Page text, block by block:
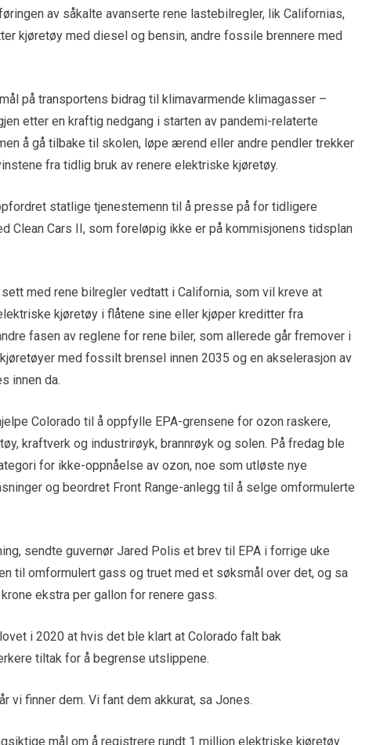
av såkalte avanserte rene lastebilregler, lik Californias,
kjøretøy med diesel og bensin, andre fossile brennere med
på transportens bidrag til klimavarmende klimagasser –
etter en kraftig nedgang i starten av pandemi-relaterte
å gå tilbake til skolen, løpe ærend eller andre pendler trekker
fra tidlig bruk av renere elektriske kjøretøy.
statlige tjenestemenn til å presse på for tidligere
Clean Cars II, som foreløpig ikke er på kommisjonens tidsplan
med rene bilregler vedtatt i California, som vil kreve at
kjøretøy i flåtene sine eller kjøper kreditter fra
fasen av reglene for rene biler, som allerede går fremover i
med fossilt brensel innen 2035 og en akselerasjon av
innen da.
Colorado til å oppfylle EPA-grensene for ozon raskere,
kraftverk og industrirøyk, brannrøyk og solen. På fredag ​​ble
for ikke-oppnåelse av ozon, noe som utløste nye
og beordret Front Range-anlegg til å selge omformulerte
sendte guvernør Jared Polis et brev til EPA i forrige uke
til omformulert gass og truet med et søksmål over det, og sa
ekstra per gallon for renere gass.
i 2020 at hvis det ble klart at Colorado falt bak
tiltak for å begrense utslippene.
vi finner dem. Vi fant dem akkurat, sa Jones.
mål om å registrere rundt 1 million elektriske kjøretøy